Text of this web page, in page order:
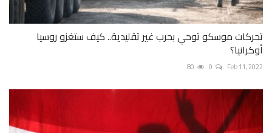
تحركات موسكو توحي بحرب غير تقليدية.. كيف ستغزو روسيا
أوكرانيا؟
Feb 11, 2022
0
80